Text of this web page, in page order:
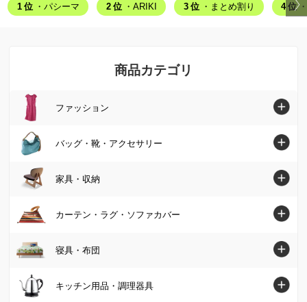
1位 ・パシーマ 2位 ・ARIKI 3位 ・まとめ割り 4位
商品カテゴリ
ファッション
ファッショントップへ
シャツ・ブラウス
チュニック
ワンピース
パンツ
バッグ・靴・アクセサリー
バッグ・靴・アクセサリートップへ
バッグ
ブーツ
スニーカー・コンフォートシューズ
家具・収納
家具・収納トップへ
テーブル
カーテン・ラグ・ソファカバー
カーテン・ラグ・ソファカバートップへ
カーテン
寝具・布団
寝具・布団トップへ
キッチン用品・調理器具